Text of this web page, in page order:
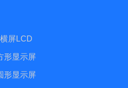
横屏LCD
形显示屏
形显示屏